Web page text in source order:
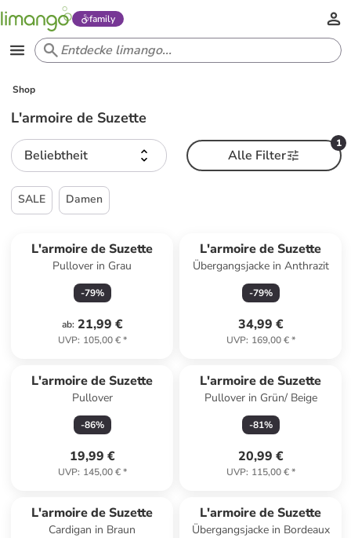
family
Shop
L'armoire de Suzette
Beliebtheit
1
Alle Filter
SALE Damen
L'armoire de Suzette
Pullover in Grau
-79%
ab: 21,99 €
UVP: 105,00 €*
L'armoire de Suzette
Übergangsjacke in Anthrazit
-79%
34,99 €
UVP: 169,00 €*
L'armoire de Suzette
Pullover
-86%
19,99 €
UVP: 145,00 €*
L'armoire de Suzette
Pullover in Grün/ Beige
-81%
20,99 €
UVP: 115,00 €*
L'armoire de Suzette
Cardigan in Braun
L'armoire de Suzette
Übergangsjacke in Bordeaux